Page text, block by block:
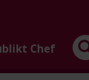
Chef